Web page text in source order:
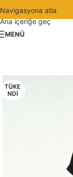
Navigasyona atla
Ana içeriğe geç
MENÜ
TÜKE
NDI